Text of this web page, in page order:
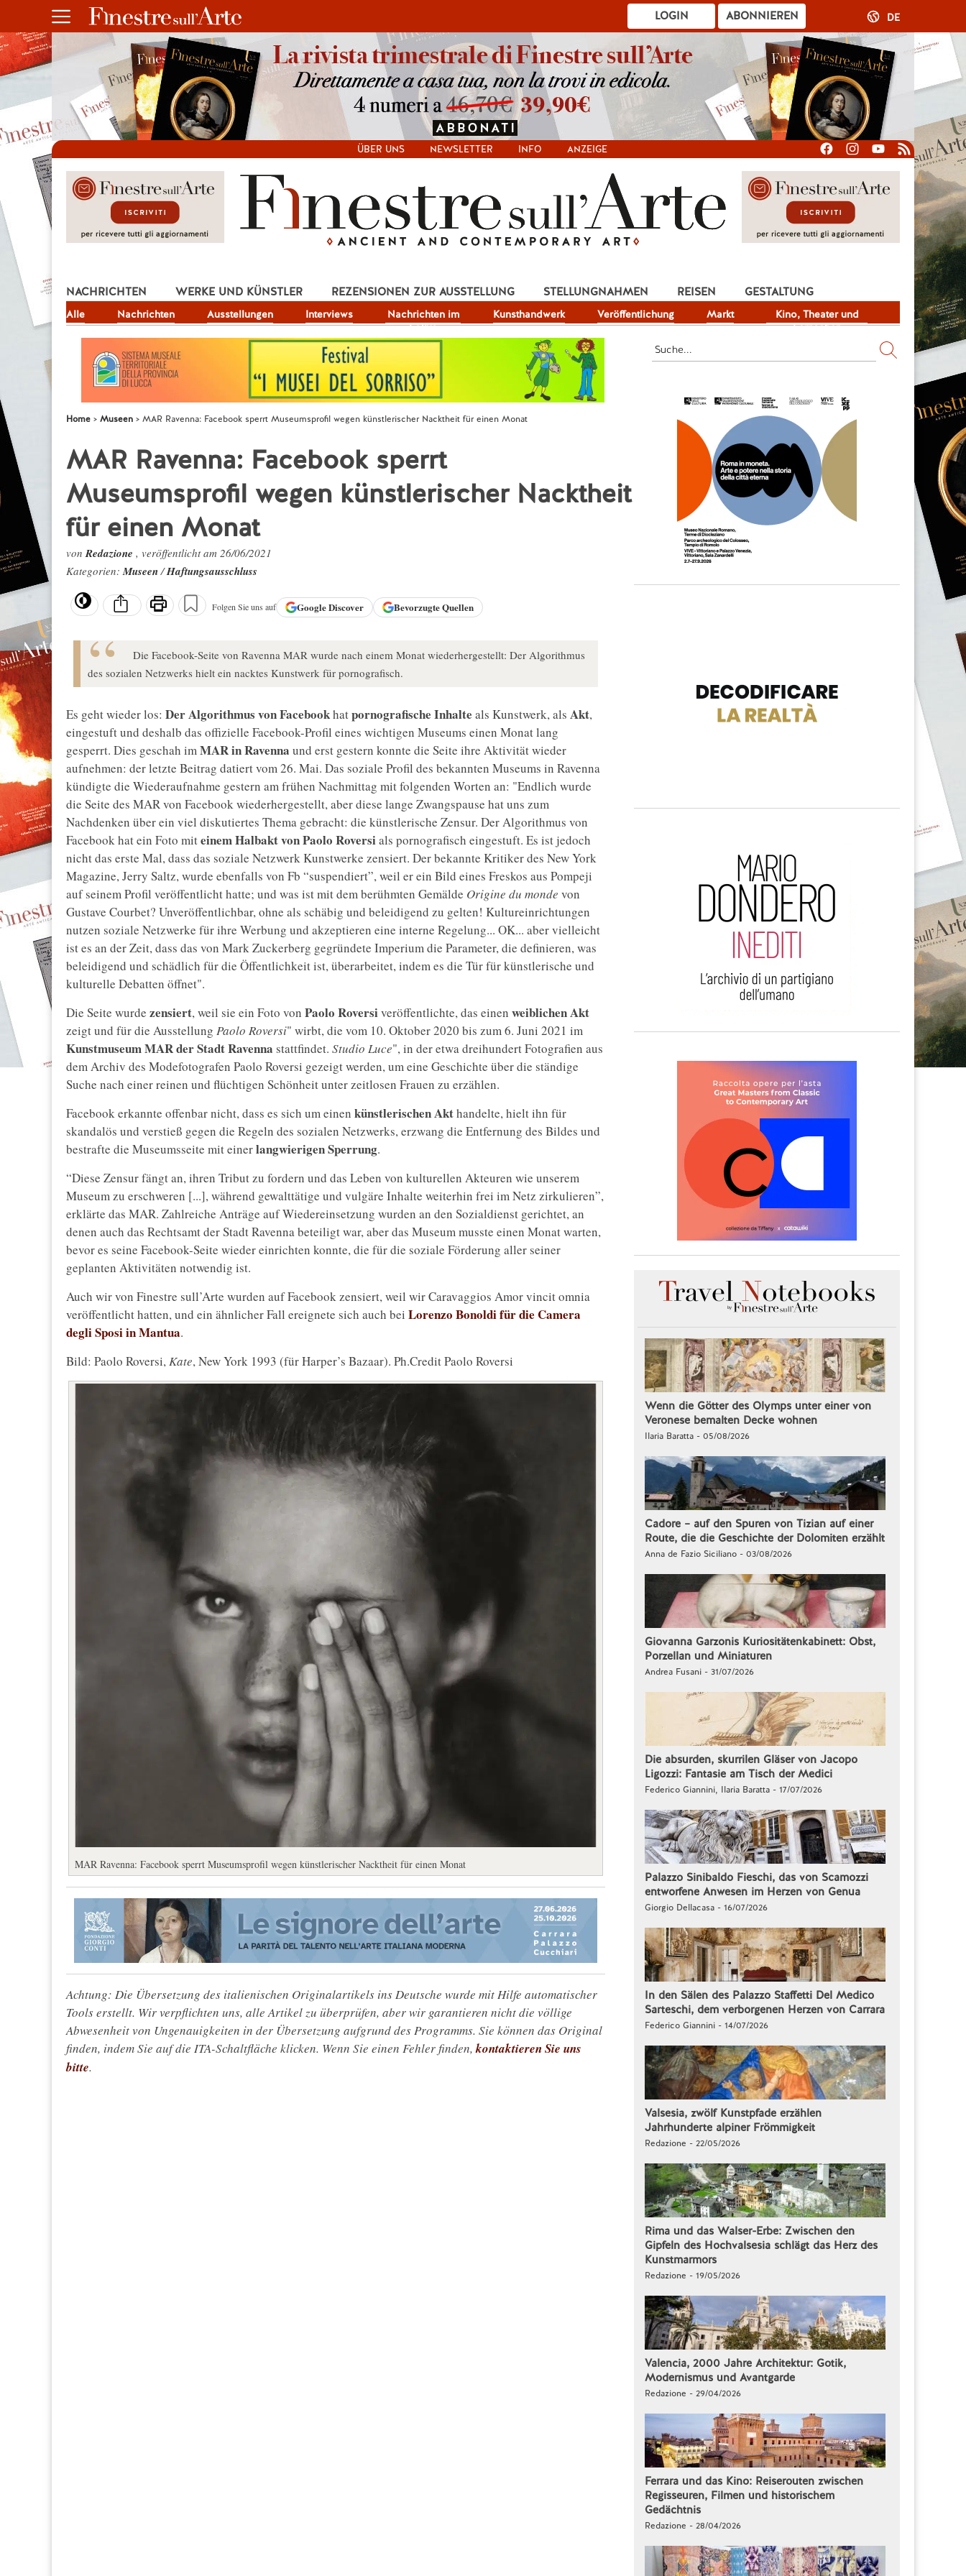
ABONNIEREN
LOGIN DE
ÜBER UNS NEWSLETTER INFO ANZEIGE
NACHRICHTEN
Alle Nachrichten Ausstellungen Interviews
Nachrichten im
Fokus
Kunsthandwerk Veröffentlichung Markt
Kino, Theater und
Fernsehen
WERKE UND KÜNSTLER REZENSIONEN ZUR AUSSTELLUNG STELLUNGNAHMEN REISEN
GESTALTUNG
JOB
Home Museen MAR Ravenna: Facebook sperrt Museumsprofil wegen künstlerischer Nacktheit für einen Monat
MAR Ravenna: Facebook sperrt
Museumsprofil wegen künstlerischer Nacktheit
für einen Monat
vonRedazione , veröffentlicht am 26/06/2021
Kategorien:Museen/Haftungsausschluss
Folgen Sie uns auf GoogleDiscover Bevorzugte Quellen
Die Facebook-Seite von Ravenna MAR wurde nach einem Monat wiederhergestellt: Der Algorithmus
des sozialen Netzwerks hielt ein nacktes Kunstwerk für pornografisch.
Es geht wieder los: Der Algorithmus von Facebookhatpornografische Inhalte als Kunstwerk, als Akt,
eingestuft und deshalb das offizielle Facebook-Profil eines wichtigen Museums einen Monat lang
gesperrt. Dies geschah imMAR in Ravenna und erst gestern konnte die Seite ihre Aktivität wieder
aufnehmen: der letzte Beitrag datiert vom 26. Mai. Das soziale Profil des bekannten Museums in Ravenna
kündigte die Wiederaufnahme gestern am frühen Nachmittag mit folgenden Worten an: "Endlich wurde
die Seite des MAR von Facebook wiederhergestellt, aber diese lange Zwangspause hat uns zum
Nachdenken über ein viel diskutiertes Thema gebracht: die künstlerische Zensur. Der Algorithmus von
Facebook hat ein Foto miteinem Halbakt von Paolo Roversials pornografisch eingestuft. Es ist jedoch
nicht das erste Mal, dass das soziale Netzwerk Kunstwerke zensiert. Der bekannte Kritiker des New York
Magazine, Jerry Saltz, wurde ebenfalls von Fb “suspendiert”, weil er ein Bild eines Freskos aus Pompeji
auf seinem Profil veröffentlicht hatte; und was ist mit dem berühmten Gemälde Origine du monde von
Gustave Courbet? Unveröffentlichbar, ohne als schäbig und beleidigend zu gelten! Kultureinrichtungen
nutzen soziale Netzwerke für ihre Werbung und akzeptieren eine interne Regelung... OK... aber vielleicht
ist es an der Zeit, dass das von Mark Zuckerberg gegründete Imperium die Parameter, die definieren, was
beleidigend und schädlich für die Öffentlichkeit ist, überarbeitet, indem es die Tür für künstlerische und
kulturelle Debatten öffnet".
Die Seite wurde zensiert, weil sie ein Foto von Paolo Roversiveröffentlichte, das einen weiblichen Akt
zeigt und für die Ausstellung Paolo Roversi" wirbt, die vom 10. Oktober 2020 bis zum 6. Juni 2021 im
Kunstmuseum MAR der Stadt Ravenna stattfindet. Studio Luce", in der etwa dreihundert Fotografien aus
dem Archiv des Modefotografen Paolo Roversi gezeigt werden, um eine Geschichte über die ständige
Suche nach einer reinen und flüchtigen Schönheit unter zeitlosen Frauen zu erzählen.
Facebook erkannte offenbar nicht, dass es sich um einen künstlerischen Akthandelte, hielt ihn für
skandalös und verstieß gegen die Regeln des sozialen Netzwerks, erzwang die Entfernung des Bildes und
bestrafte die Museumsseite mit einerlangwierigen Sperrung.
“Diese Zensur fängt an, ihren Tribut zu fordern und das Leben von kulturellen Akteuren wie unserem
Museum zu erschweren [...], während gewalttätige und vulgäre Inhalte weiterhin frei im Netz zirkulieren”,
erklärte das MAR. Zahlreiche Anträge auf Wiedereinsetzung wurden an den Sozialdienst gerichtet, an
denen auch das Rechtsamt der Stadt Ravenna beteiligt war, aber das Museum musste einen Monat warten,
bevor es seine Facebook-Seite wieder einrichten konnte, die für die soziale Förderung aller seiner
geplanten Aktivitäten notwendig ist.
Auch wir von Finestre sull’Arte wurden auf Facebook zensiert, weil wir Caravaggios Amor vincit omnia
veröffentlicht hatten, und ein ähnlicher Fall ereignete sich auch bei Lorenzo Bonoldi für die Camera
degli Sposi in Mantua.
Bild: Paolo Roversi,Kate, New York 1993 (für Harper’s Bazaar). Ph.Credit Paolo Roversi
MAR Ravenna: Facebook sperrt Museumsprofil wegen künstlerischer Nacktheit für einen Monat
Achtung: Die Übersetzung des italienischen Originalartikels ins Deutsche wurde mit Hilfe automatischer
Tools erstellt. Wir verpflichten uns, alle Artikel zu überprüfen, aber wir garantieren nicht die völlige
Abwesenheit von Ungenauigkeiten in der Übersetzung aufgrund des Programms. Sie können das Original
finden, indem Sie auf die ITA-Schaltfläche klicken. Wenn Sie einen Fehler finden,kontaktieren Sie uns
bitte.
Wenn die Götter des Olymps unter einer von
Veronese bemalten Decke wohnen
Ilaria Baratta - 05/08/2026
Cadore – auf den Spuren von Tizian auf einer
Route, die die Geschichte der Dolomiten erzählt
Anna de Fazio Siciliano - 03/08/2026
Giovanna Garzonis Kuriositätenkabinett: Obst,
Porzellan und Miniaturen
Andrea Fusani - 31/07/2026
Die absurden, skurrilen Gläser von Jacopo
Ligozzi: Fantasie am Tisch der Medici
Federico Giannini, Ilaria Baratta - 17/07/2026
Palazzo Sinibaldo Fieschi, das von Scamozzi
entworfene Anwesen im Herzen von Genua
Giorgio Dellacasa - 16/07/2026
In den Sälen des Palazzo Staffetti Del Medico
Sarteschi, dem verborgenen Herzen von Carrara
Federico Giannini - 14/07/2026
Valsesia, zwölf Kunstpfade erzählen
Jahrhunderte alpiner Frömmigkeit
Redazione - 22/05/2026
Rima und das Walser-Erbe: Zwischen den
Gipfeln des Hochvalsesia schlägt das Herz des
Kunstmarmors
Redazione - 19/05/2026
Valencia, 2000 Jahre Architektur: Gotik,
Modernismus und Avantgarde
Redazione - 29/04/2026
Ferrara und das Kino: Reiserouten zwischen
Regisseuren, Filmen und historischem
Gedächtnis
Redazione - 28/04/2026